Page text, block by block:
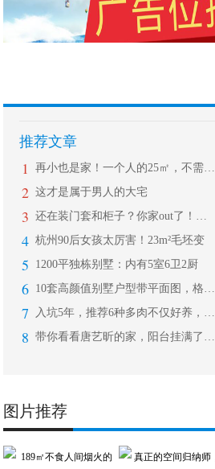
推荐文章
1 再小也是家！一个人的25㎡，不需要太
2 这才是属于男人的大宅
3 还在装门套和柜子？你家out了！现在
4 杭州90后女孩太厉害！23m²毛坯变
5 1200平独栋别墅：内有5室6卫2厨
6 10套高颜值别墅户型带平面图，格调典
7 入坑5年，推荐6种多肉不仅好养，还带
8 带你看看唐艺昕的家，阳台挂满了好多小
图片推荐